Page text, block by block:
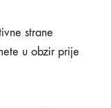
strane
u obzir prije